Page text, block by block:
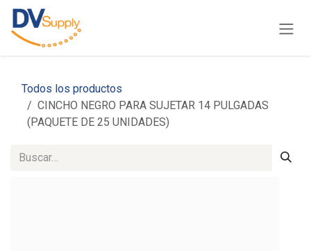
Ir al contenido
Todos los productos
CINCHO NEGRO PARA SUJETAR 14 PULGADAS
(PAQUETE DE 25 UNIDADES)